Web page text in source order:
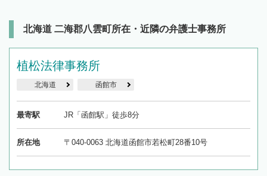
北海道 二海郡八雲町所在・近隣の弁護士事務所
植松法律事務所
北海道 函館市
最寄駅 JR「函館駅」徒歩8分
所在地 〒040-0063 北海道函館市若松町28番10号